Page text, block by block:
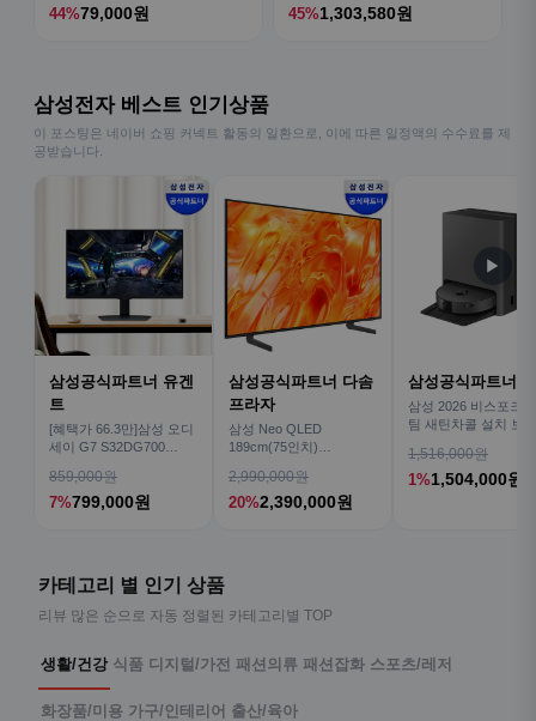
44%79,000원 45%1,303,580원
삼성전자 베스트 인기상품
이 포스팅은 네이버 쇼핑 커넥트 활동의 일환으로, 이에 따른 일정액의 수수료를 제
공받습니다.
삼성공식파트너 유겐
트
[혜택가 66.3만]삼성 오디
세이 G7 S32DG700
859,000원
7%799,000원
삼성공식파트너 다솜
프라자
삼성 Neo QLED
189cm(75인치)
TV
2,990,000원
20%2,390,000원
삼성공식파트너
삼성 2026 비스포크
팀 새틴차콜 설치 보
1,516,000원
1%1,504,000원
▶
카테고리 별 인기 상품
리뷰 많은 순으로 자동 정렬된 카테고리별 TOP
생활/건강 식품 디지털/가전 패션의류 패션잡화 스포츠/레저
화장품/미용 가구/인테리어 출산/육아